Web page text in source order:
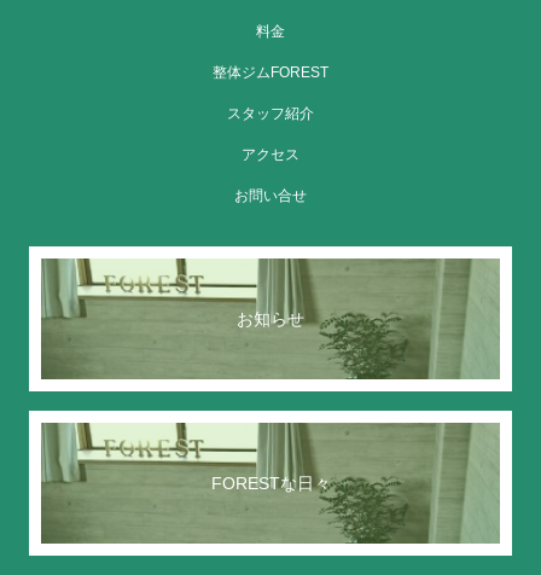
料金
整体ジムFOREST
スタッフ紹介
アクセス
お問い合せ
お知らせ
FORESTな日々